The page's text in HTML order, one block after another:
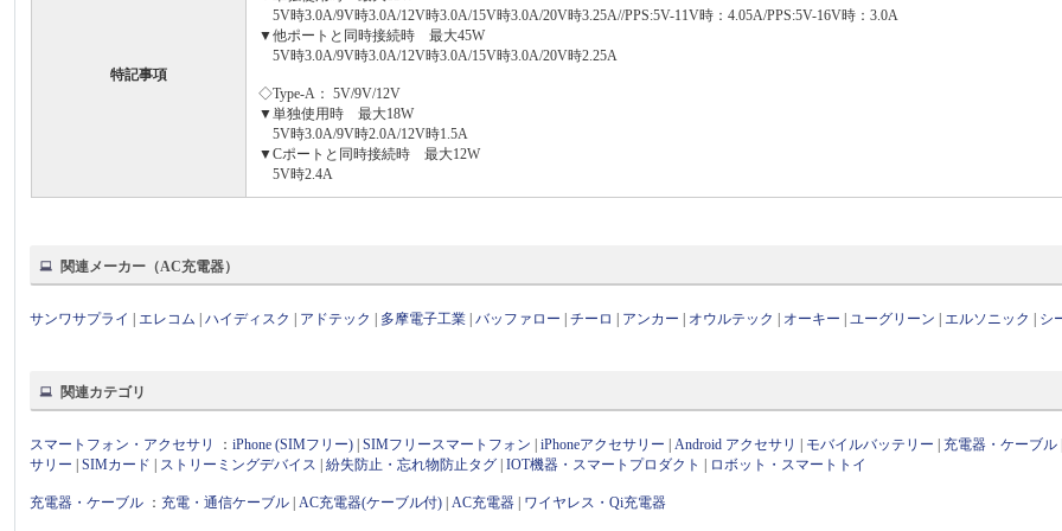
特記事項
5V時3.0A/9V時3.0A/12V時3.0A/15V時3.0A/20V時3.25A//PPS:5V-11V時：4.05A/PPS:5V-16V時：3.0A
▼他ポートと同時接続時 最大45W
5V時3.0A/9V時3.0A/12V時3.0A/15V時3.0A/20V時2.25A
◇Type-A： 5V/9V/12V
▼単独使用時 最大18W
5V時3.0A/9V時2.0A/12V時1.5A
▼Cポートと同時接続時 最大12W
5V時2.4A
関連メーカー（AC充電器）
サンワサプライ エレコム |ハイディスク アドテック 多摩電子工業 |バッファロー |チーロ アンカー オウルテック オーキー |ユーグリーン エルソニック シ
関連カテゴリ
スマートフォン・アクセサリ ：iPhone (SIMフリー) |SIMフリースマートフォン |iPhoneアクセサリー |Android アクセサリ モバイルバッテリー 充電器・ケーブル
サリー |SIMカード ストリーミングデバイス |紛失防止・忘れ物防止タグ |IOT機器・スマートプロダクト ロボット・スマートトイ
充電器・ケーブル ： 充電・通信ケーブル |AC充電器(ケーブル付) |AC充電器 ワイヤレス・Qi充電器